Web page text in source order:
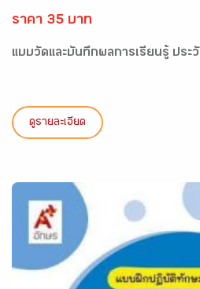
ราคา 35 บาท
แบบวัดและบันทึกผลการเรียนรู้ ประ
ดูรายละเอียด